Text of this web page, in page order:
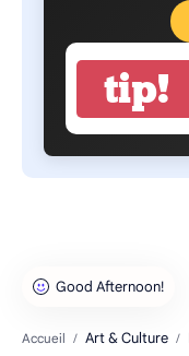
tip!
Accueil Art & Culture